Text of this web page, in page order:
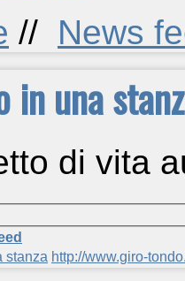
// News
in una
di vita
stanza http://www.giro-